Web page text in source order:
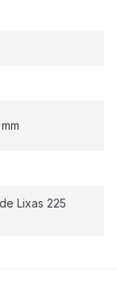
Lixas 225